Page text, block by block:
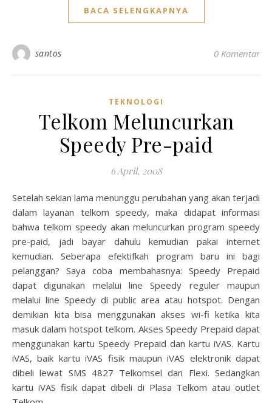
BACA SELENGKAPNYA
santos 0 Komentar
TEKNOLOGI
Telkom Meluncurkan
Speedy Pre-paid
6 April, 2008
Setelah sekian lama menunggu perubahan yang akan terjadi
dalam layanan telkom speedy, maka didapat informasi
bahwa telkom speedy akan meluncurkan program speedy
pre-paid, jadi bayar dahulu kemudian pakai internet
kemudian. Seberapa efektifkah program baru ini bagi
pelanggan? Saya coba membahasnya: Speedy Prepaid
dapat digunakan melalui line Speedy reguler maupun
melalui line Speedy di public area atau hotspot. Dengan
demikian kita bisa menggunakan akses wi-fi ketika kita
masuk dalam hotspot telkom. Akses Speedy Prepaid dapat
menggunakan kartu Speedy Prepaid dan kartu iVAS. Kartu
iVAS, baik kartu iVAS fisik maupun iVAS elektronik dapat
dibeli lewat SMS 4827 Telkomsel dan Flexi. Sedangkan
kartu iVAS fisik dapat dibeli di Plasa Telkom atau outlet